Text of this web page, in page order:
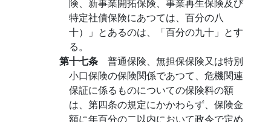
特定社債保険にあつては、百分の八
十）」とあるのは、「百分の九十」とす
る。
第十七条 普通保険、無担保保険又は特別
小口保険の保険関係であつて、危機関連
保証に係るものについての保険料の額
は、第四条の規定にかかわらず、保険金
額に年百分の二以内において政令で定め